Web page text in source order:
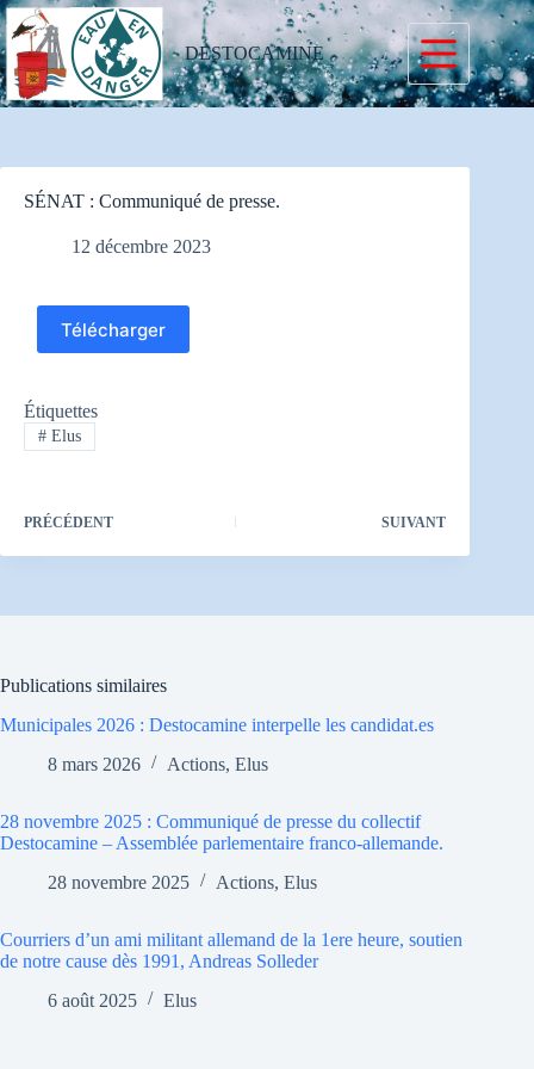
Passer
au
contenu
DESTOCAMINE
SÉNAT : Communiqué de presse.
12 décembre 2023
Télécharger
Étiquettes
#Elus
PRÉCÉDENT SUIVANT
Publications similaires
Municipales 2026 : Destocamine interpelle les candidat.es
8 mars 2026
Actions, Elus
28 novembre 2025 : Communiqué de presse du collectif
Destocamine – Assemblée parlementaire franco-allemande.
28 novembre 2025
Actions, Elus
Courriers d’un ami militant allemand de la 1ere heure, soutien
de notre cause dès 1991, Andreas Solleder
6 août 2025
Elus